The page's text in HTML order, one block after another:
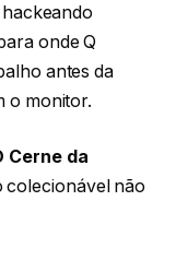
onde Q
antes da
o monitor.
Cerne da
colecionável não